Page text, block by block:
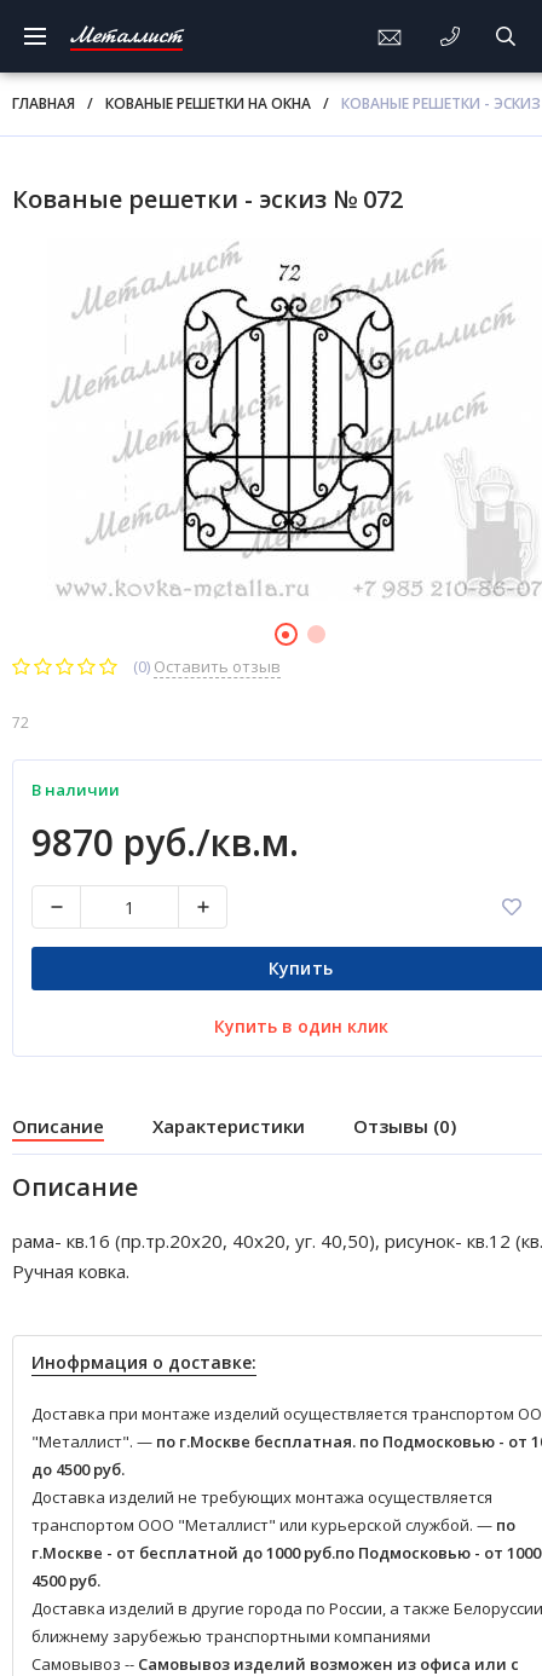
Металлист
ГЛАВНАЯ / КОВАНЫЕ РЕШЕТКИ НА ОКНА / КОВАНЫЕ РЕШЕТКИ -
Кованые решетки - эскиз № 072
(0) Оставить отзыв
72
В наличии
9870 руб./кв.м.
Купить
Купить в один клик
Описание Характеристики Отзывы (0)
Описание
рама- кв.16 (пр.тр.20х20, 40х20, уг. 40,50), рисунок- кв.12
Ручная ковка.
Инофрмация о доставке:
Доставка при монтаже изделий осуществляется транспортом
"Металлист". — по г.Москве бесплатная. по Подмосковью - от
до 4500 руб.
Доставка изделий не требующих монтажа осуществляется
транспортом ООО "Металлист" или курьерской службой. — по
г.Москве - от бесплатной до 1000 руб.по Подмосковью - от
4500 руб.
Доставка изделий в другие города по России, а также
ближнему зарубежью транспортными компаниями
Самовывоз -- Самовывоз изделий возможен из офиса или с